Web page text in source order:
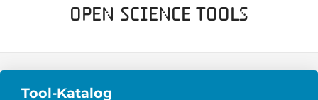
Open Science Tools
Tool-Katalog